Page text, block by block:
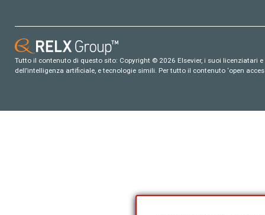
Tutto il contenuto di questo sito: Copyright © 2026 Elsevier, i suoi
dell’intelligenza artificiale, e tecnologie simili. Per tutto il contenuto ‘open